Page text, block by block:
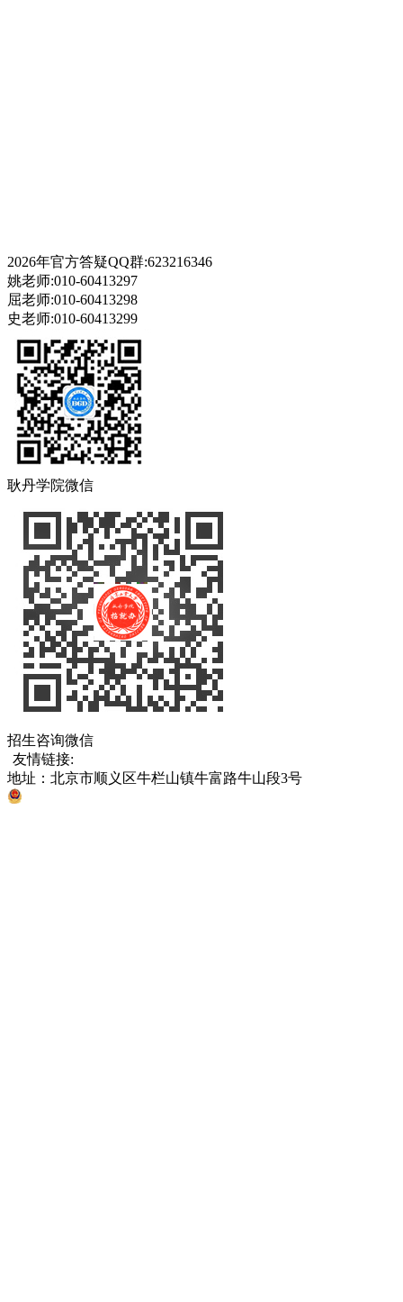
2026年官方答疑QQ群:623216346
姚老师:010-60413297
屈老师:010-60413298
史老师:010-60413299
耿丹学院微信
招生咨询微信
友情链接:
地址：北京市顺义区牛栏山镇牛富路牛山段3号